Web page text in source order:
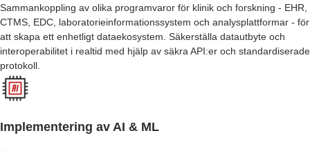
Sammankoppling av olika programvaror för klinik och forskning - EHR,
CTMS, EDC, laboratorieinformationssystem och analysplattformar - för
att skapa ett enhetligt dataekosystem. Säkerställa datautbyte och
interoperabilitet i realtid med hjälp av säkra API:er och standardiserade
protokoll.
Implementering av AI & ML